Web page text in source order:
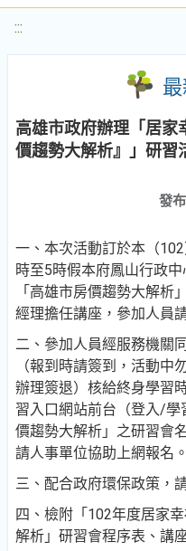
:::
高雄市政府辦理「居家
價趨勢大解析』」研習
發
一、本次活動訂於本（
時至5時假本府鳳山行政
「高雄市房價趨勢大解析
經理擔任講座，參加人員
二、參加人員經服務機關
（報到時請簽到，活動中
辦理簽退）核給終身學習
習入口網站前台（登入/
價趨勢大解析」之研習會
請人事單位協助上網報名。
三、配合政府環保政策，
四、檢附「102年度居家
解析」研習會程序表、講